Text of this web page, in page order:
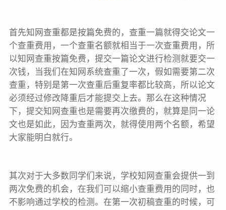
首先知网查重都是按篇免费的，查重一篇就得交论文一
个查重费用，一个查重名额就相当于一次查重费用，所
以知网查重按篇免费，提交一篇论文进行检测就要交一
次钱，当我们在知网系统查重了一次，假如需要第二次
查重，特别是第一次查重后重复率都比较高，所以论文
必须经过修改降重后才能提交上去。那么在这种情况
下，提交知网查重也是需要再次缴费的，就算是同一论
文也是如此，因为查重两次，就得使用两个名额，希望
大家能明白就行。
其次对于大多数同学们来说，学校知网查重会提供一到
两次免费的机会，在我们可以缩小查重费用的同时，也
不影响通过学校的检测。在第一次初稿查重的时候，可